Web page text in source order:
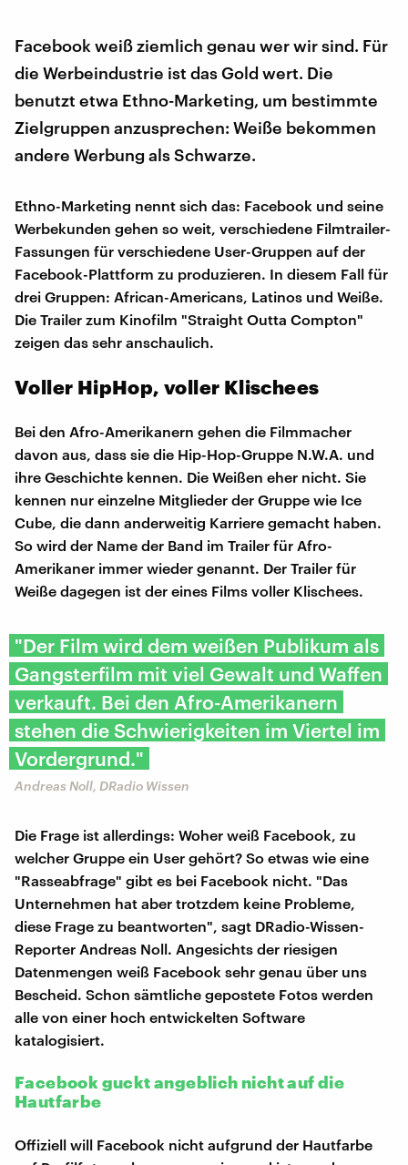
Facebook weiß ziemlich genau wer wir sind. Für
die Werbeindustrie ist das Gold wert. Die
benutzt etwa Ethno-Marketing, um bestimmte
Zielgruppen anzusprechen: Weiße bekommen
andere Werbung als Schwarze.
Ethno-Marketing nennt sich das: Facebook und seine
Werbekunden gehen so weit, verschiedene Filmtrailer-
Fassungen für verschiedene User-Gruppen auf der
Facebook-Plattform zu produzieren. In diesem Fall für
drei Gruppen: African-Americans, Latinos und Weiße.
Die Trailer zum Kinofilm "Straight Outta Compton"
zeigen das sehr anschaulich.
Voller HipHop, voller Klischees
Bei den Afro-Amerikanern gehen die Filmmacher
davon aus, dass sie die Hip-Hop-Gruppe N.W.A. und
ihre Geschichte kennen. Die Weißen eher nicht. Sie
kennen nur einzelne Mitglieder der Gruppe wie Ice
Cube, die dann anderweitig Karriere gemacht haben.
So wird der Name der Band im Trailer für Afro-
Amerikaner immer wieder genannt. Der Trailer für
Weiße dagegen ist der eines Films voller Klischees.
"Der Film wird dem weißen Publikum als
Gangsterfilm mit viel Gewalt und Waffen
verkauft. Bei den Afro-Amerikanern
stehen die Schwierigkeiten im Viertel im
Vordergrund."
Andreas Noll, DRadio Wissen
Die Frage ist allerdings: Woher weiß Facebook, zu
welcher Gruppe ein User gehört? So etwas wie eine
"Rasseabfrage" gibt es bei Facebook nicht. "Das
Unternehmen hat aber trotzdem keine Probleme,
diese Frage zu beantworten", sagt DRadio-Wissen-
Reporter Andreas Noll. Angesichts der riesigen
Datenmengen weiß Facebook sehr genau über uns
Bescheid. Schon sämtliche gepostete Fotos werden
alle von einer hoch entwickelten Software
katalogisiert.
Facebook guckt angeblich nicht auf die
Hautfarbe
Offiziell will Facebook nicht aufgrund der Hautfarbe